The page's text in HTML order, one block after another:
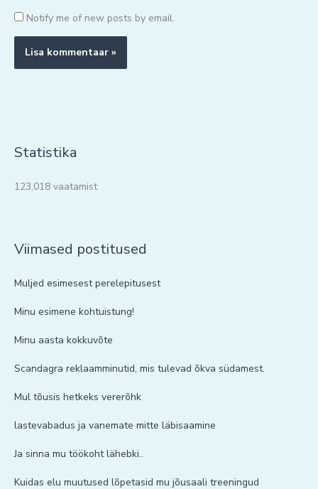
Notify me of new posts by email.
Statistika
123,018 vaatamist
Viimased postitused
Muljed esimesest perelepitusest
Minu esimene kohtuistung!
Minu aasta kokkuvõte
Scandagra reklaamminutid, mis tulevad õkva südamest.
Mul tõusis hetkeks vererõhk
lastevabadus ja vanemate mitte läbisaamine
Ja sinna mu töökoht lähebki..
Kuidas elu muutused lõpetasid mu jõusaali treeningud